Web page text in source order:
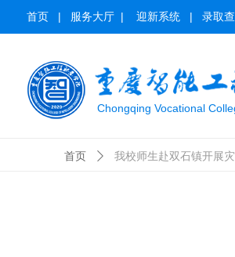
Chongqing Vocational
首页 | 服务大厅 | 迎新系统 | 录取
首页 ꄲ 我校师生赴双石镇开展